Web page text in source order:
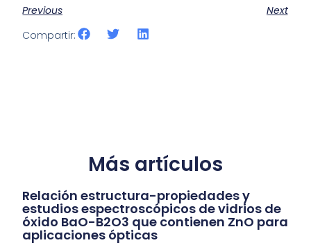
Previous
Next
Compartir:
Más artículos
Relación estructura-propiedades y
estudios espectroscópicos de vidrios de
óxido BaO-B2O3 que contienen ZnO para
aplicaciones ópticas